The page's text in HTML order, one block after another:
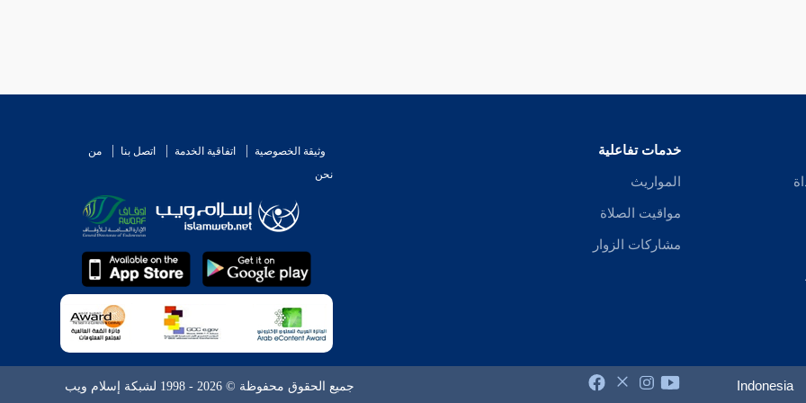
خدمات تفاعلية
المواريث
مواقيت الصلاة
مشاركات الزوار
وثيقة الخصوصية اتفاقية الخدمة اتصل بنا
من
نحن
Indonesia جميع الحقوق محفوظة © 2026 - 1998 لشبكة إسلام ويب